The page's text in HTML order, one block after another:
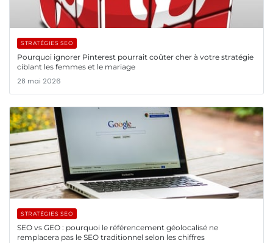
STRATÉGIES SEO
Pourquoi ignorer Pinterest pourrait coûter cher à votre stratégie
ciblant les femmes et le mariage
28 mai 2026
STRATÉGIES SEO
SEO vs GEO : pourquoi le référencement géolocalisé ne
remplacera pas le SEO traditionnel selon les chiffres